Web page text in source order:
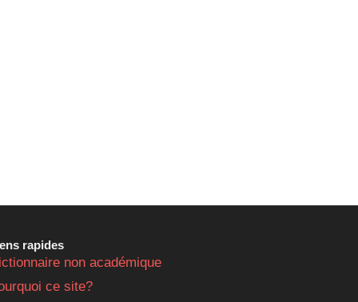
rapides
non académique
ce site?